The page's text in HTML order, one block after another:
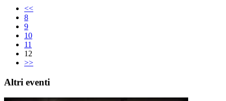
<<
8
9
10
11
12
>>
Altri eventi